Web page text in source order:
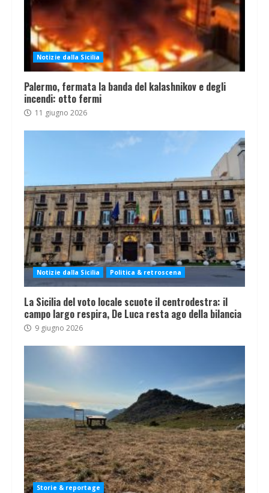
Notizie dalla Sicilia
Palermo, fermata la banda del kalashnikov e degli
incendi: otto fermi
11 giugno 2026
Notizie dalla Sicilia Politica & retroscena
La Sicilia del voto locale scuote il centrodestra: il
campo largo respira, De Luca resta ago della bilancia
9 giugno 2026
Storie & reportage